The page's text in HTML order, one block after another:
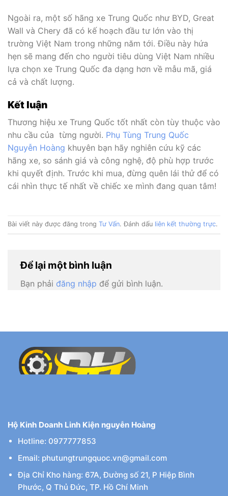
Ngoài ra, một số hãng xe Trung Quốc như BYD, Great
Wall và Chery đã có kế hoạch đầu tư lớn vào thị
trường Việt Nam trong những năm tới. Điều này hứa
hẹn sẽ mang đến cho người tiêu dùng Việt Nam nhiều
lựa chọn xe Trung Quốc đa dạng hơn về mẫu mã, giá
cả và chất lượng.
Kết luận
Thương hiệu xe Trung Quốc tốt nhất còn tùy thuộc vào
nhu cầu của từng người. Phụ Tùng Trung Quốc
Nguyễn Hoàng khuyên bạn hãy nghiên cứu kỹ các
hãng xe, so sánh giá và công nghệ, độ phù hợp trước
khi quyết định. Trước khi mua, đừng quên lái thử để có
cái nhìn thực tế nhất về chiếc xe mình đang quan tâm!
Bài viết này được đăng trong Tư Vấn. Đánh dấu liên kết thường trực.
Để lại một bình luận
Bạn phải đăng nhập để gửi bình luận.
Hộ Kinh Doanh Linh Kiện nguyễn Hoàng
Hotline: 0977777853
Email: phutungtrungquoc.vn@gmail.com
Địa Chỉ Kho hàng: 67A, Đường số 21, P Hiệp Bình
Phước, Q Thủ Đức, TP. Hồ Chí Minh